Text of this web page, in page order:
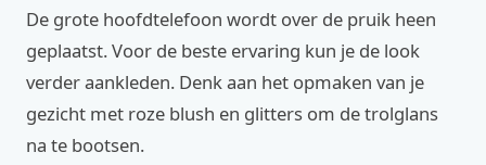
De grote hoofdtelefoon wordt over de pruik heen
geplaatst. Voor de beste ervaring kun je de look
verder aankleden. Denk aan het opmaken van je
gezicht met roze blush en glitters om de trolglans
na te bootsen.